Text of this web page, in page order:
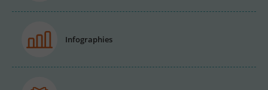
Infographies